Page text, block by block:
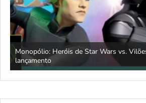
Monopólio: Heróis de Star Wars vs.
lançamento